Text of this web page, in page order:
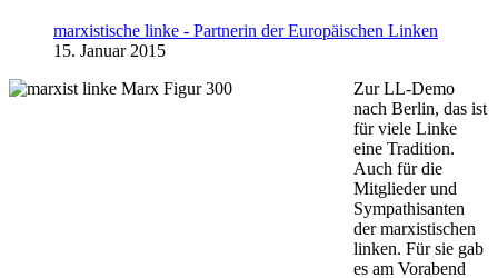
marxistische linke - Partnerin der Europäischen Linken
15. Januar 2015
Zur LL-Demo
nach Berlin, das ist
für viele Linke
eine Tradition.
Auch für die
Mitglieder und
Sympathisanten
der marxistischen
linken. Für sie gab
es am Vorabend